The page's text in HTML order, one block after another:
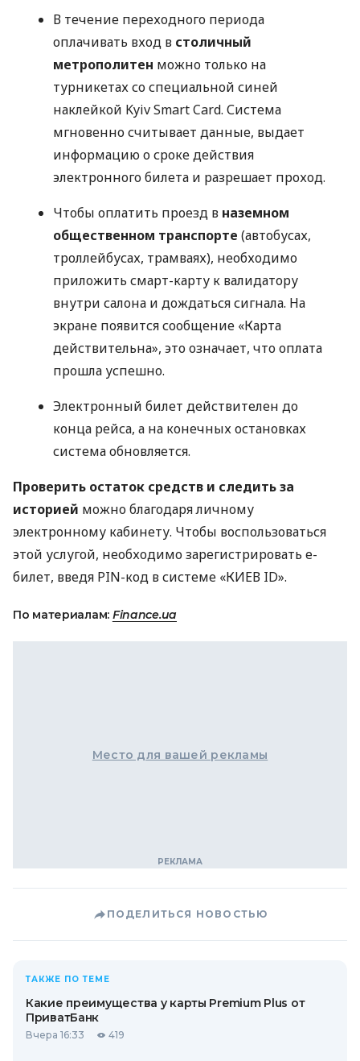
В течение переходного периода
оплачивать вход в столичный
метрополитен можно только на
турникетах со специальной синей
наклейкой Kyiv Smart Card. Система
мгновенно считывает данные, выдает
информацию о сроке действия
электронного билета и разрешает проход.
Чтобы оплатить проезд в наземном
общественном транспорте (автобусах,
троллейбусах, трамваях), необходимо
приложить смарт-карту к валидатору
внутри салона и дождаться сигнала. На
экране появится сообщение «Карта
действительна», это означает, что оплата
прошла успешно.
Электронный билет действителен до
конца рейса, а на конечных остановках
система обновляется.
Проверить остаток средств и следить за
историей можно благодаря личному
электронному кабинету. Чтобы воспользоваться
этой услугой, необходимо зарегистрировать е-
билет, введя PIN-код в системе «КИЕВ ID».
По материалам: Finance.ua
Место для вашей рекламы
ПОДЕЛИТЬСЯ НОВОСТЬЮ
ТАКЖЕ ПО ТЕМЕ
Какие преимущества у карты Premium Plus от
ПриватБанк
Вчера 16:33 419